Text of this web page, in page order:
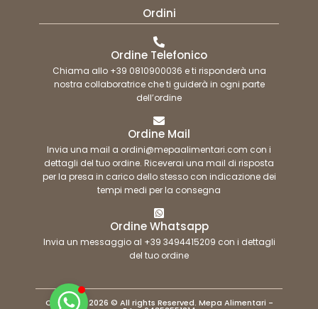
Ordini
Ordine Telefonico
Chiama allo +39 0810900036 e ti risponderà una
nostra collaboratrice che ti guiderà in ogni parte
dell’ordine
Ordine Mail
Invia una mail a ordini@mepaalimentari.com con i
dettagli del tuo ordine. Riceverai una mail di risposta
per la presa in carico dello stesso con indicazione dei
tempi medi per la consegna
Ordine Whatsapp
Invia un messaggio al +39 3494415209 con i dettagli
del tuo ordine
Copyright 2026 © All rights Reserved. Mepa Alimentari -